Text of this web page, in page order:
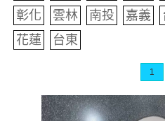
彰化
雲林 南投 嘉義
花蓮
台東
1